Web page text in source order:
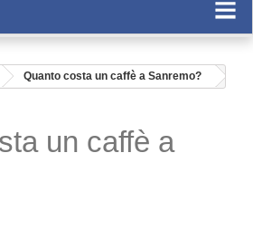
Quanto costa un caffè a Sanremo?
un caffè a